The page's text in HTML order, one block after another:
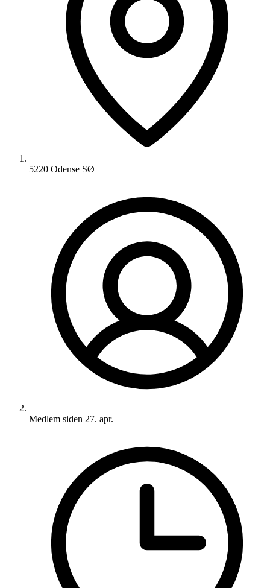
5220 Odense SØ
Medlem siden 27. apr.